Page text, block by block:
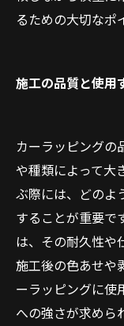
るための大切なポ
施工の品質と使用
カーラッピングの
や種類によって大
ぶ際には、どのよ
することが重要で
は、その耐久性や
施工後の色あせや
ーラッピングに使
への強さが求めら